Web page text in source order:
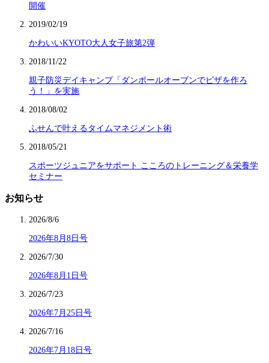
開催
2019/02/19
かわいいKYOTO大人女子旅第2弾
2018/11/22
親子防災デイキャンプ「ダンボールオーブンでピザを作ろ
う！」を実施
2018/08/02
ふせんで叶えるタイムマネジメント術
2018/05/21
スポーツジュニアをサポート こころのトレーニング＆栄養学
セミナー
お知らせ
2026/8/6
2026年8月8日号
2026/7/30
2026年8月1日号
2026/7/23
2026年7月25日号
2026/7/16
2026年7月18日号